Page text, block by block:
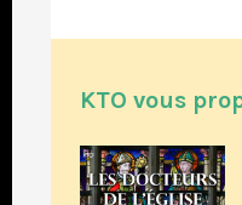
KTO vous